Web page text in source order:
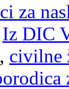
za
Iz DIC
, civilne